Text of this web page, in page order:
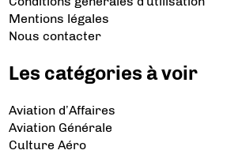
Mentions légales
Nous contacter
Les catégories à voir
Aviation d’Affaires
Aviation Générale
Culture Aéro